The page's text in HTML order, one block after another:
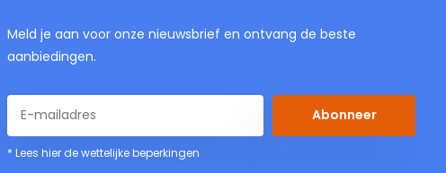
Meld je aan voor onze nieuwsbrief en ontvang de beste
aanbiedingen.
Abonneer
* Lees hier de wettelijke beperkingen